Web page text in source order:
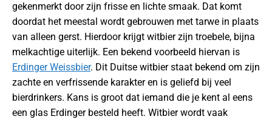
gekenmerkt door zijn frisse en lichte smaak. Dat komt
doordat het meestal wordt gebrouwen met tarwe in plaats
van alleen gerst. Hierdoor krijgt witbier zijn troebele, bijna
melkachtige uiterlijk. Een bekend voorbeeld hiervan is
Erdinger Weissbier. Dit Duitse witbier staat bekend om zijn
zachte en verfrissende karakter en is geliefd bij veel
bierdrinkers. Kans is groot dat iemand die je kent al eens
een glas Erdinger besteld heeft. Witbier wordt vaak